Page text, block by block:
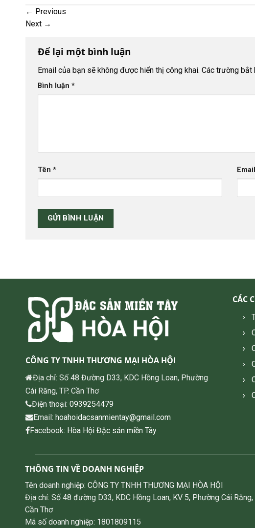
← Previous
Next →
Để lại một bình luận
Email của bạn sẽ không được hiển thị công khai. Các trường bắt
Bình luận *
Tên * Email
CÔNG TY TNHH THƯƠNG MẠI HÒA HỘI
Địa chỉ: Số 48 Đường D33, KDC Hồng Loan, Phường
Cái Răng, TP. Cần Thơ
Điện thoại: 0939254479
Email: hoahoidacsanmientay@gmail.com
Facebook: Hòa Hội Đặc sản miền Tây
CÁC
THÔNG TIN VỀ DOANH NGHIỆP
Tên doanh nghiệp: CÔNG TY TNHH THƯƠNG MẠI HÒA HỘI
Địa chỉ: Số 48 đường D33, KDC Hồng Loan, KV 5, Phường Cái Răng,
Cần Thơ
Mã số doanh nghiệp: 1801809115